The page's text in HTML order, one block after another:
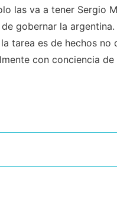
las va a tener Sergio
gobernar la
tarea es de hechos no
con conciencia